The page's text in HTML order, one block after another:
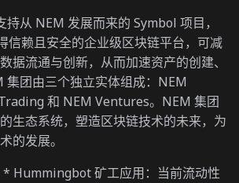
从 NEM 发展而来的 Symbol 项目，
信赖且安全的企业级区块链平台，可减
据流通与创新，从而加速资产的创建、
集团由三个独立实体组成：NEM
和 NEM Ventures。NEM 集团
生态系统，塑造区块链技术的未来，为
的发展。
* Hummingbot 矿工应用：当前流动性